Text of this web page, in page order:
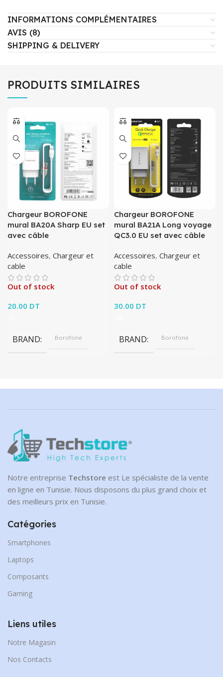
INFORMATIONS COMPLÉMENTAIRES
AVIS (8)
SHIPPING & DELIVERY
PRODUITS SIMILAIRES
Chargeur BOROFONE
mural BA20A Sharp EU set
avec câble
Accessoires, Chargeur et
cable
Out of stock
20.00 DT
BRAND Borofone
Chargeur BOROFONE
mural BA21A Long voyage
QC3.0 EU set avec câble
Accessoires, Chargeur et
cable
Out of stock
30.00 DT
BRAND Borofone
Notre entreprise Techstore est Le spécialiste de la vente
en ligne en Tunisie. Nous disposons du plus grand choix et
des meilleurs prix en Tunisie.
Catégories
Smartphones
Laptops
Composants
Gaming
Liens utiles
Notre Magasin
Nos Contacts